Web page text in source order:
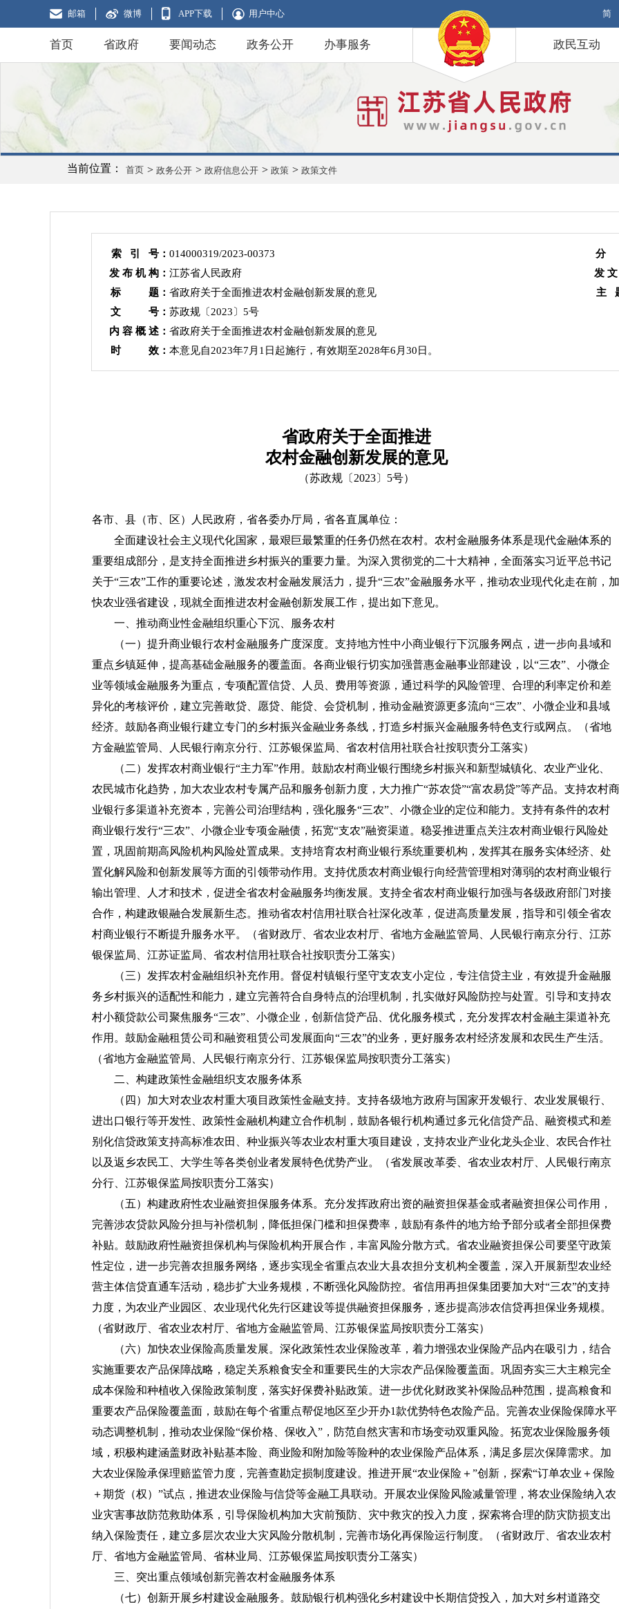
邮箱 微博 APP下载 用户中心 简
首页 省政府 要闻动态 政务公开 办事服务 政民互动
当前位置： 首页 > 政务公开 > 政府信息公开 > 政策 > 政策文件
索 引 号： 014000319/2023-00373
分
发 布 机 构： 江苏省人民政府
发
标 题： 省政府关于全面推进农村金融创新发展的意见
主
文 号： 苏政规〔2023〕5号
内 容 概 述： 省政府关于全面推进农村金融创新发展的意见
时 效： 本意见自2023年7月1日起施行，有效期至2028年6月30日。
省政府关于全面推进
农村金融创新发展的意见
（苏政规〔2023〕5号）
各市、县（市、区）人民政府，省各委办厅局，省各直属单位：
全面建设社会主义现代化国家，最艰巨最繁重的任务仍然在农村。农村金融服务体系是现代金融体系的
重要组成部分，是支持全面推进乡村振兴的重要力量。为深入贯彻党的二十大精神，全面落实习近平总书记
关于“三农”工作的重要论述，激发农村金融发展活力，提升“三农”金融服务水平，推动农业现代化走在前，加
快农业强省建设，现就全面推进农村金融创新发展工作，提出如下意见。
一、推动商业性金融组织重心下沉、服务农村
（一）提升商业银行农村金融服务广度深度。 支持地方性中小商业银行下沉服务网点，进一步向县域和
重点乡镇延伸，提高基础金融服务的覆盖面。各商业银行切实加强普惠金融事业部建设，以“三农”、小微企
业等领域金融服务为重点，专项配置信贷、人员、费用等资源，通过科学的风险管理、合理的利率定价和差
异化的考核评价，建立完善敢贷、愿贷、能贷、会贷机制，推动金融资源更多流向“三农”、小微企业和县域
经济。鼓励各商业银行建立专门的乡村振兴金融业务条线，打造乡村振兴金融服务特色支行或网点。
（省地
方金融监管局、人民银行南京分行、江苏银保监局、省农村信用社联合社按职责分工落实）
（二）发挥农村商业银行“主力军”作用。 鼓励农村商业银行围绕乡村振兴和新型城镇化、农业产业化、
农民城市化趋势，加大农业农村专属产品和服务创新力度，大力推广“苏农贷”“富农易贷”等产品。支持农村商
业银行多渠道补充资本，完善公司治理结构，强化服务“三农”、小微企业的定位和能力。支持有条件的农村
商业银行发行“三农”、小微企业专项金融债，拓宽“支农”融资渠道。稳妥推进重点关注农村商业银行风险处
置，巩固前期高风险机构风险处置成果。支持培育农村商业银行系统重要机构，发挥其在服务实体经济、处
置化解风险和创新发展等方面的引领带动作用。支持优质农村商业银行向经营管理相对薄弱的农村商业银行
输出管理、人才和技术，促进全省农村金融服务均衡发展。支持全省农村商业银行加强与各级政府部门对接
合作，构建政银融合发展新生态。推动省农村信用社联合社深化改革，促进高质量发展，指导和引领全省农
村商业银行不断提升服务水平。
（省财政厅、省农业农村厅、省地方金融监管局、人民银行南京分行、江苏
银保监局、江苏证监局、省农村信用社联合社按职责分工落实）
（三）发挥农村金融组织补充作用。 督促村镇银行坚守支农支小定位，专注信贷主业，有效提升金融服
务乡村振兴的适配性和能力，建立完善符合自身特点的治理机制，扎实做好风险防控与处置。引导和支持农
村小额贷款公司聚焦服务“三农”、小微企业，创新信贷产品、优化服务模式，充分发挥农村金融主渠道补充
作用。鼓励金融租赁公司和融资租赁公司发展面向“三农”的业务，更好服务农村经济发展和农民生产生活。
（省地方金融监管局、人民银行南京分行、江苏银保监局按职责分工落实）
二、构建政策性金融组织支农服务体系
（四）加大对农业农村重大项目政策性金融支持。 支持各级地方政府与国家开发银行、农业发展银行、
进出口银行等开发性、政策性金融机构建立合作机制，鼓励各银行机构通过多元化信贷产品、融资模式和差
别化信贷政策支持高标准农田、种业振兴等农业农村重大项目建设，支持农业产业化龙头企业、农民合作社
以及返乡农民工、大学生等各类创业者发展特色优势产业。
（省发展改革委、省农业农村厅、人民银行南京
分行、江苏银保监局按职责分工落实）
（五）构建政府性农业融资担保服务体系。 充分发挥政府出资的融资担保基金或者融资担保公司作用，
完善涉农贷款风险分担与补偿机制，降低担保门槛和担保费率，鼓励有条件的地方给予部分或者全部担保费
补贴。鼓励政府性融资担保机构与保险机构开展合作，丰富风险分散方式。省农业融资担保公司要坚守政策
性定位，进一步完善农担服务网络，逐步实现全省重点农业大县农担分支机构全覆盖，深入开展新型农业经
营主体信贷直通车活动，稳步扩大业务规模，不断强化风险防控。省信用再担保集团要加大对“三农”的支持
力度，为农业产业园区、农业现代化先行区建设等提供融资担保服务，逐步提高涉农信贷再担保业务规模。
（省财政厅、省农业农村厅、省地方金融监管局、江苏银保监局按职责分工落实）
（六）加快农业保险高质量发展。 深化政策性农业保险改革，着力增强农业保险产品内在吸引力，结合
实施重要农产品保障战略，稳定关系粮食安全和重要民生的大宗农产品保险覆盖面。巩固夯实三大主粮完全
成本保险和种植收入保险政策制度，落实好保费补贴政策。进一步优化财政奖补保险品种范围，提高粮食和
重要农产品保险覆盖面，鼓励在每个省重点帮促地区至少开办1款优势特色农险产品。完善农业保险保障水平
动态调整机制，推动农业保险“保价格、保收入”，防范自然灾害和市场变动双重风险。拓宽农业保险服务领
域，积极构建涵盖财政补贴基本险、商业险和附加险等险种的农业保险产品体系，满足多层次保障需求。加
大农业保险承保理赔监管力度，完善查勘定损制度建设。推进开展“农业保险＋”创新，探索“订单农业＋保险
＋期货（权）”试点，推进农业保险与信贷等金融工具联动。开展农业保险风险减量管理，将农业保险纳入农
业灾害事故防范救助体系，引导保险机构加大灾前预防、灾中救灾的投入力度，探索将合理的防灾防损支出
纳入保险责任，建立多层次农业大灾风险分散机制，完善市场化再保险运行制度。
（省财政厅、省农业农村
厅、省地方金融监管局、省林业局、江苏银保监局按职责分工落实）
三、突出重点领域创新完善农村金融服务体系
（七）创新开展乡村建设金融服务。 鼓励银行机构强化乡村建设中长期信贷投入，加大对乡村道路交